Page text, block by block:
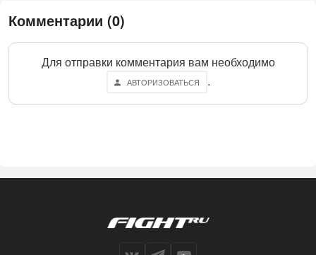
Комментарии (0)
Для отправки комментария вам необходимо
АВТОРИЗОВАТЬСЯ .